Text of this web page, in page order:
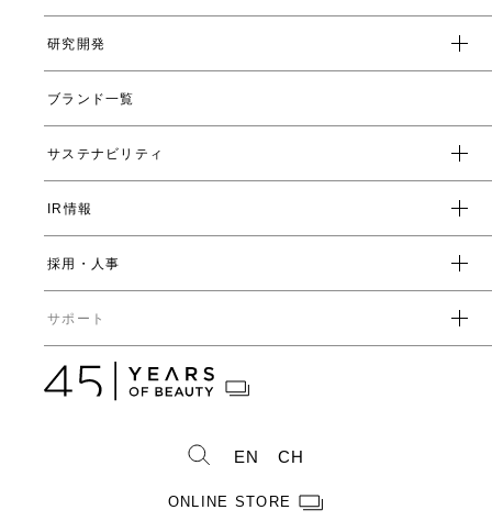
クレド
トップメッセージ
会社概要
数字で見るヤーマン
受賞一覧
直営店・百貨店
研究開発
ヤーマンの研究開発とは
ヤーマンの技術
開発ストーリー
ブランド一覧
サステナビリティ
環境
社会
IR情報
経営方針
コーポレートガバナンス
ディスクロージャーポリシー
IRライブラリ一覧
株式情報
株式概要
採用・人事
人事からのメッセージ
数字で見るヤーマン
製品ができるまで
サポート
カタログ・取扱説明書
EN CH
ONLINE STORE